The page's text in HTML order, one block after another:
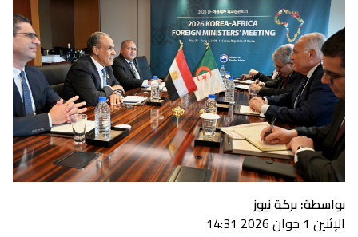
بواسطة: بركة نيوز
الإثنين 1 جوان 2026 14:31